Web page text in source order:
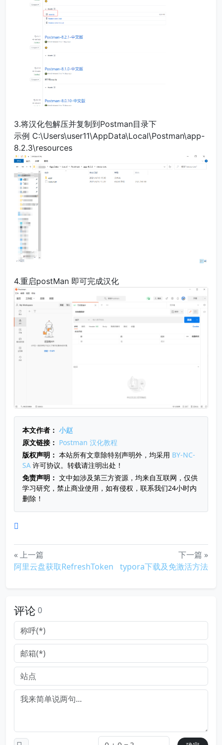
3.将汉化包解压并复制到Postman目录下
示例 C:\Users\user11\AppData\Local\Postman\app-
8.2.3\resources
4.重启postMan 即可完成汉化
本文作者： 小赵
原文链接： Postman 汉化教程
版权声明： 本站所有文章除特别声明外，均采用 BY-NC-
SA 许可协议。转载请注明出处！
免责声明： 文中如涉及第三方资源，均来自互联网，仅供
学习研究，禁止商业使用，如有侵权，联系我们24小时内
删除！
« 上一篇
阿里云盘获取RefreshToken
下一篇 »
typora下载及免激活方法
评论 0